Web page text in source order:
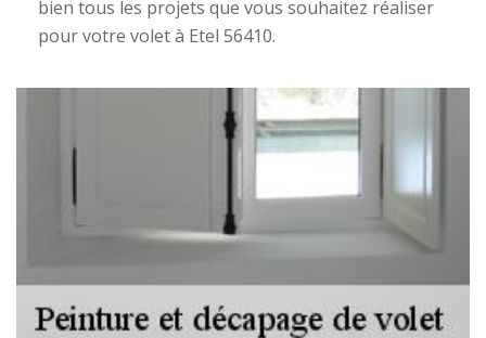
bien tous les projets que vous souhaitez réaliser
pour votre volet à Etel 56410.